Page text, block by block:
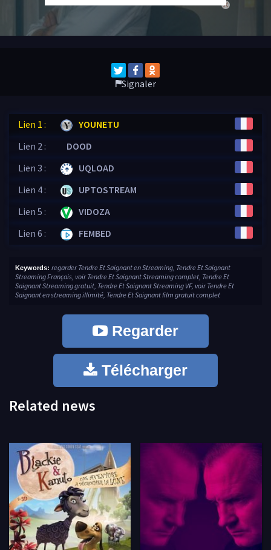
close
Signaler
Lien 1 :
YOUNETU
Lien 2 :
DOOD
Lien 3 :
UQLOAD
Lien 4 :
UPTOSTREAM
Lien 5 :
VIDOZA
Lien 6 :
FEMBED
Keywords: regarder Tendre Et Saignant en Streaming, Tendre Et Saignant
Streaming Français, voir Tendre Et Saignant Streaming complet, Tendre Et
Saignant Streaming gratuit, Tendre Et Saignant Streaming VF, voir Tendre Et
Saignant en streaming illimité, Tendre Et Saignant film gratuit complet
Regarder
Télécharger
Related news